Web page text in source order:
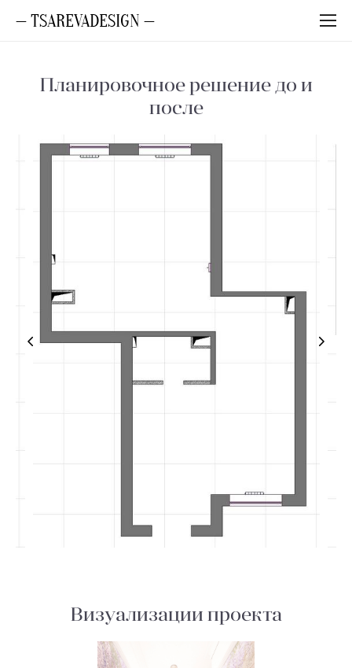
— TSAREVADESIGN —
Планировочное решение до и
после
Визуализации проекта